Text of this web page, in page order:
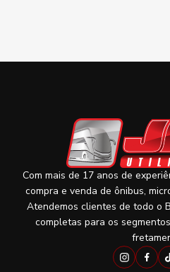
Com mais de 17 anos de
compra e venda de ônibus,
Atendemos clientes de todo o
completas para os